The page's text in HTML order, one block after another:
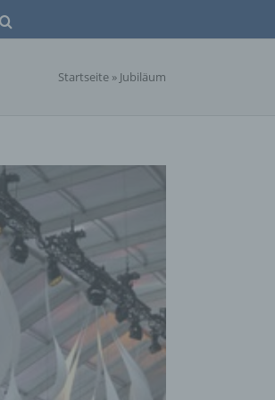
Startseite » Jubiläum